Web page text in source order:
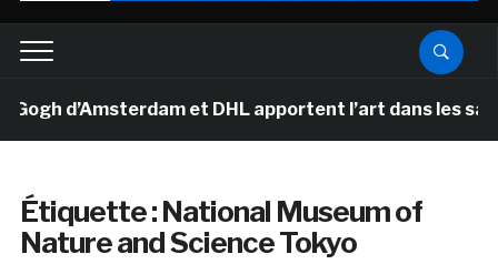
d’Amsterdam et DHL apportent l’art dans les salles
Étiquette :National Museum of
Nature and Science Tokyo